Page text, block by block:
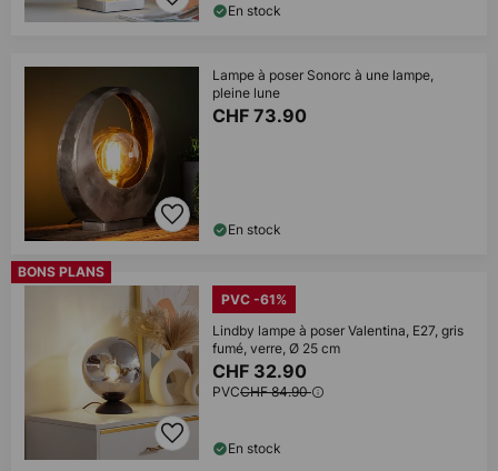
En stock
Lampe à poser Sonorc à une lampe,
pleine lune
CHF 73.90
En stock
BONS PLANS
PVC -61%
Lindby lampe à poser Valentina, E27, gris
fumé, verre, Ø 25 cm
CHF 32.90
PVCCHF 84.90
En stock